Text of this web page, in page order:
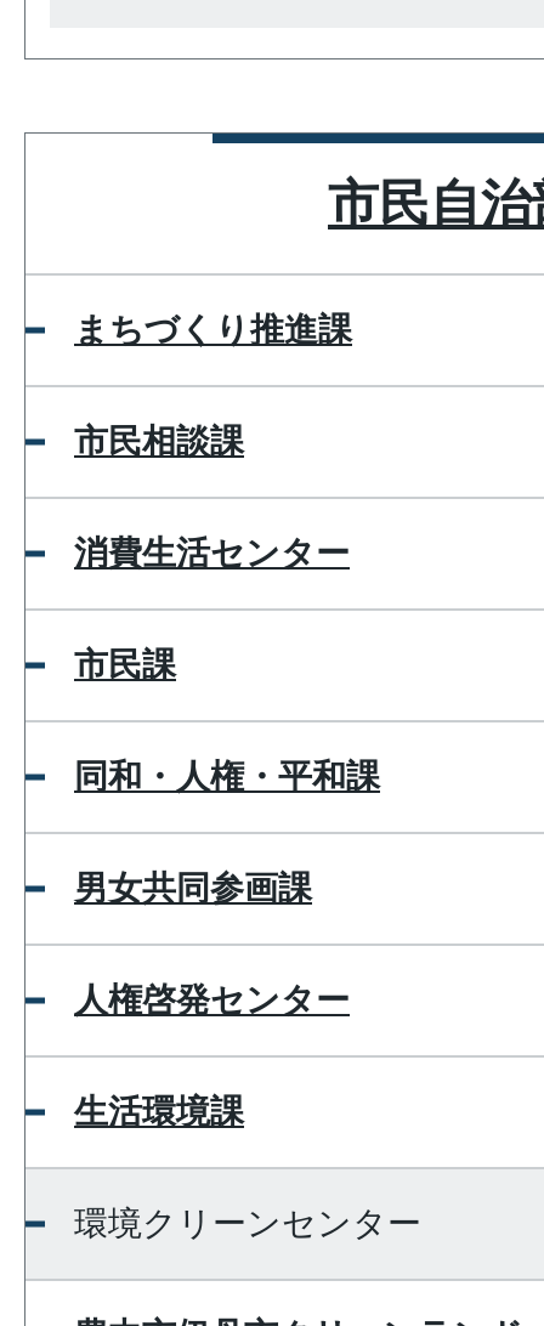
市民自治
まちづくり推進課
市民相談課
消費生活センター
市民課
同和・人権・平和課
男女共同参画課
人権啓発センター
生活環境課
環境クリーンセンター